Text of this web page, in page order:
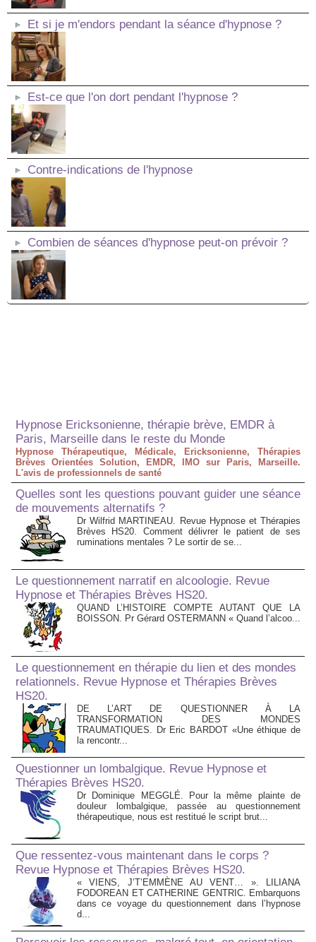
Et si je m'endors pendant la séance d'hypnose ?
Est-ce que l'on dort pendant l'hypnose ?
Contre-indications de l'hypnose
Combien de séances d'hypnose peut-on prévoir ?
Hypnose Ericksonienne, thérapie brève, EMDR à
Paris, Marseille dans le reste du Monde
Hypnose Thérapeutique, Médicale, Ericksonienne, Thérapies
Brèves Orientées Solution, EMDR, IMO sur Paris, Marseille.
L'avis de professionnels de santé
Quelles sont les questions pouvant guider une séance
de mouvements alternatifs ?
Dr Wilfrid MARTINEAU. Revue Hypnose et Thérapies
Brèves HS20. Comment délivrer le patient de ses
ruminations mentales ? Le sortir de se...
Le questionnement narratif en alcoologie. Revue
Hypnose et Thérapies Brèves HS20.
QUAND L’HISTOIRE COMPTE AUTANT QUE LA
BOISSON. Pr Gérard OSTERMANN « Quand l’alcoo...
Le questionnement en thérapie du lien et des mondes
relationnels. Revue Hypnose et Thérapies Brèves
HS20.
DE L’ART DE QUESTIONNER À LA
TRANSFORMATION DES MONDES
TRAUMATIQUES. Dr Eric BARDOT «Une éthique de
la rencontr...
Questionner un lombalgique. Revue Hypnose et
Thérapies Brèves HS20.
Dr Dominique MEGGLÉ. Pour la même plainte de
douleur lombalgique, passée au questionnement
thérapeutique, nous est restitué le script brut...
Que ressentez-vous maintenant dans le corps ?
Revue Hypnose et Thérapies Brèves HS20.
« VIENS, J’T’EMMÈNE AU VENT… ». LILIANA
FODOREAN ET CATHERINE GENTRIC. Embarquons
dans ce voyage du questionnement dans l’hypnose
d...